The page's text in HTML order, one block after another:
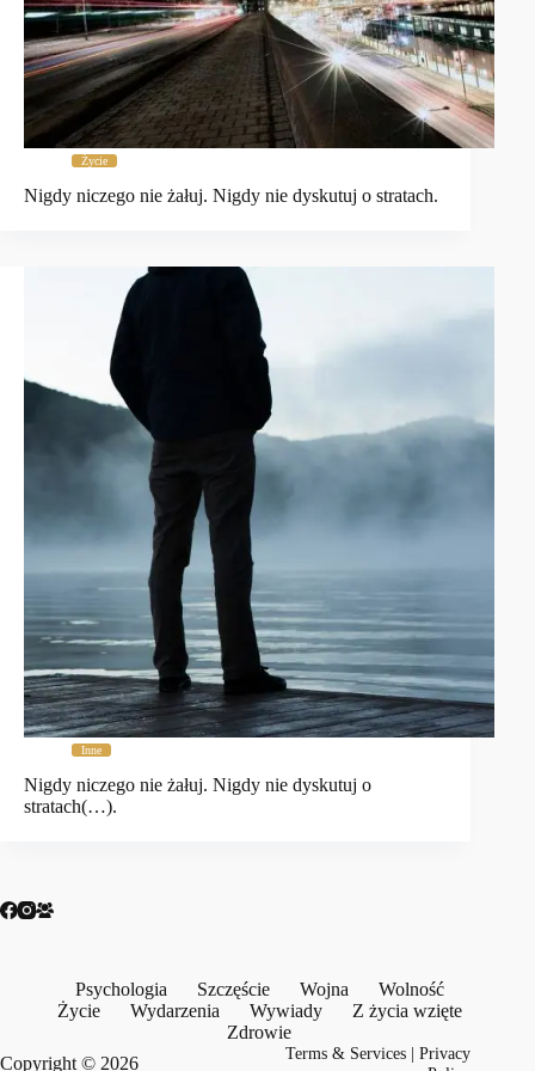
Życie
Nigdy niczego nie żałuj. Nigdy nie dyskutuj o stratach.
Inne
Nigdy niczego nie żałuj. Nigdy nie dyskutuj o
stratach(…).
Psychologia Szczęście Wojna
Wolność
Życie
Wydarzenia Wywiady
Z życia wzięte
Zdrowie
Copyright © 2026
Terms & Services |Privacy